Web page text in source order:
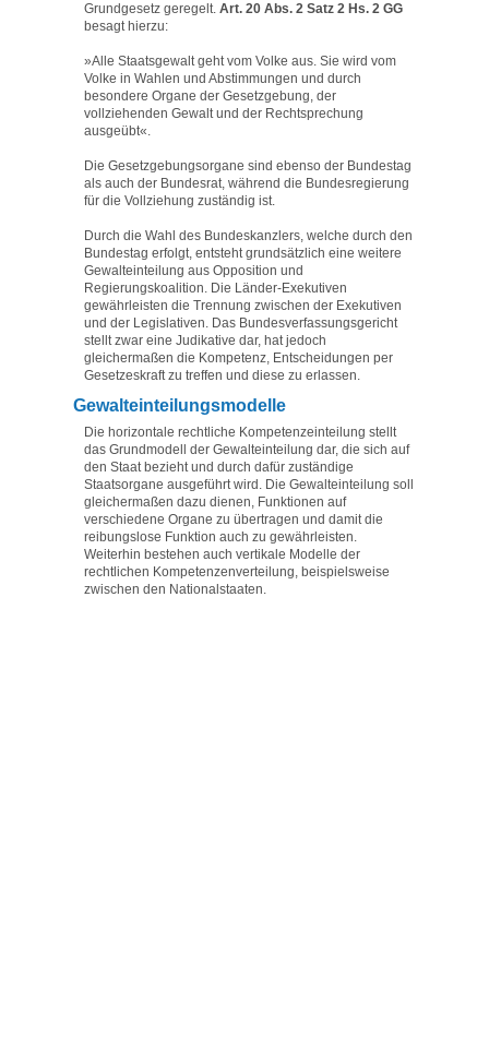
Grundgesetz geregelt. Art. 20 Abs. 2 Satz 2 Hs. 2 GG
besagt hierzu:
»Alle Staatsgewalt geht vom Volke aus. Sie wird vom
Volke in Wahlen und Abstimmungen und durch
besondere Organe der Gesetzgebung, der
vollziehenden Gewalt und der Rechtsprechung
ausgeübt«.
Die Gesetzgebungsorgane sind ebenso der Bundestag
als auch der Bundesrat, während die Bundesregierung
für die Vollziehung zuständig ist.
Durch die Wahl des Bundeskanzlers, welche durch den
Bundestag erfolgt, entsteht grundsätzlich eine weitere
Gewalteinteilung aus Opposition und
Regierungskoalition. Die Länder-Exekutiven
gewährleisten die Trennung zwischen der Exekutiven
und der Legislativen. Das Bundesverfassungsgericht
stellt zwar eine Judikative dar, hat jedoch
gleichermaßen die Kompetenz, Entscheidungen per
Gesetzeskraft zu treffen und diese zu erlassen.
Gewalteinteilungsmodelle
Die horizontale rechtliche Kompetenzeinteilung stellt
das Grundmodell der Gewalteinteilung dar, die sich auf
den Staat bezieht und durch dafür zuständige
Staatsorgane ausgeführt wird. Die Gewalteinteilung soll
gleichermaßen dazu dienen, Funktionen auf
verschiedene Organe zu übertragen und damit die
reibungslose Funktion auch zu gewährleisten.
Weiterhin bestehen auch vertikale Modelle der
rechtlichen Kompetenzenverteilung, beispielsweise
zwischen den Nationalstaaten.